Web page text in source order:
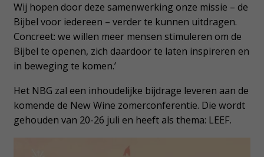
Wij hopen door deze samenwerking onze missie – de
Bijbel voor iedereen – verder te kunnen uitdragen.
Concreet: we willen meer mensen stimuleren om de
Bijbel te openen, zich daardoor te laten inspireren en
in beweging te komen.’
Het NBG zal een inhoudelijke bijdrage leveren aan de
komende de New Wine zomerconferentie. Die wordt
gehouden van 20-26 juli en heeft als thema: LEEF.